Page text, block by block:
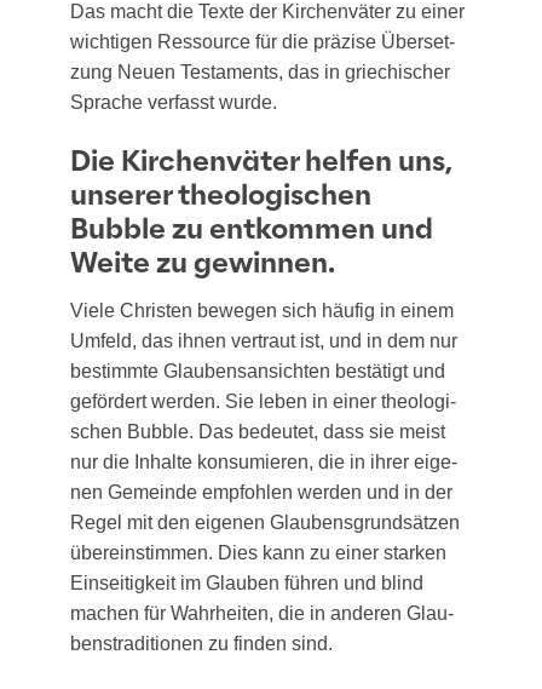
Das macht die Tex­te der Kir­chen­vä­ter zu einer
wich­ti­gen Res­sour­ce für die prä­zi­se Über­set­
zung Neu­en Tes­ta­ments, das in grie­chi­scher
Spra­che ver­fasst wurde.
Die Kirchenväter helfen uns,
unserer theologischen
Bubble zu entkommen und
Weite zu gewinnen.
Vie­le Chris­ten bewe­gen sich häu­fig in einem
Umfeld, das ihnen ver­traut ist, und in dem nur
bestimm­te Glau­bens­an­sich­ten bestä­tigt und
geför­dert wer­den. Sie leben in einer theo­lo­gi­
schen Bubble. Das bedeu­tet, dass sie meist
nur die Inhal­te kon­su­mie­ren, die in ihrer eige­
nen Gemein­de emp­foh­len wer­den und in der
Regel mit den eige­nen Glau­bens­grund­sät­zen
über­ein­stim­men. Dies kann zu einer star­ken
Ein­sei­tig­keit im Glau­ben füh­ren und blind
machen für Wahr­hei­ten, die in ande­ren Glau­
bens­tra­di­tio­nen zu fin­den sind.